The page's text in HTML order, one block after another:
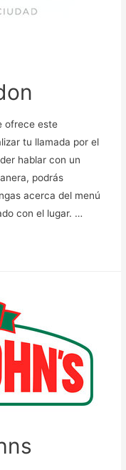
ofrece este
tu llamada por el
hablar con un
podrás
acerca del menú
con el lugar. …